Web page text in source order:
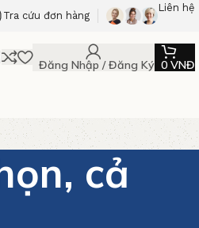
Tra cứu đơn hàng
Liên hệ
Đăng Nhập / Đăng Ký 0 VNĐ
cả